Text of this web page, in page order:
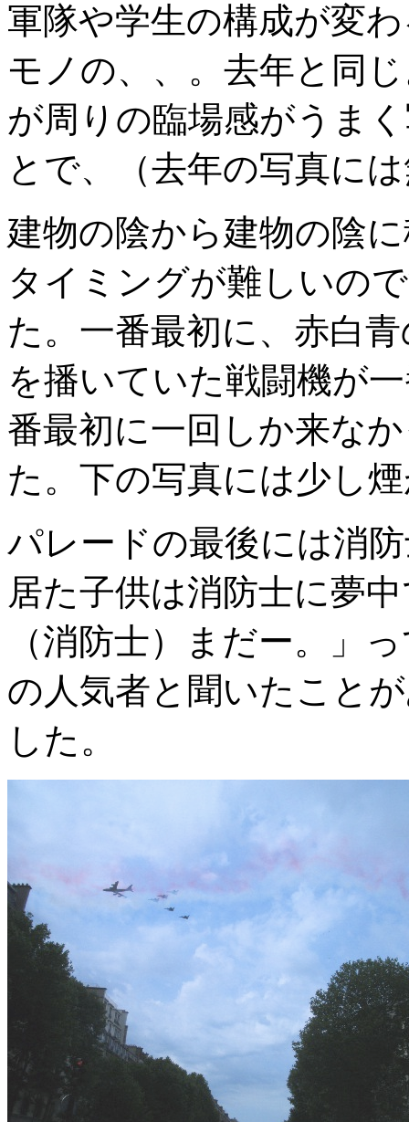
軍隊や学生の構成が変
モノの、、。去年と同
が周りの臨場感がうま
とで、（去年の写真に
建物の陰から建物の陰
タイミングが難しいの
た。一番最初に、赤白
を播いていた戦闘機が
番最初に一回しか来な
た。下の写真には少し
パレードの最後には消
居た子供は消防士に夢
（消防士）まだー。」
の人気者と聞いたこと
した。